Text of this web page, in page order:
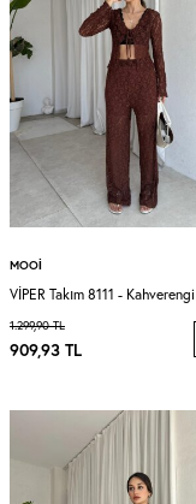
MOOI
VİPER Takım 8111 - Kahverengi
1.299,90TL
909,93 TL